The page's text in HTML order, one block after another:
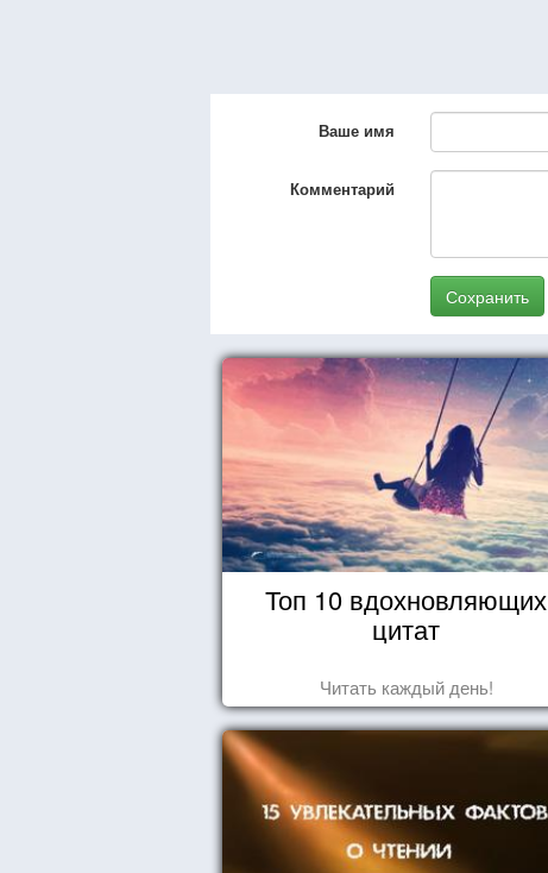
Ваше имя
Комментарий
Сохранить
Топ 10 вдохновляющих
цитат
Читать каждый день!